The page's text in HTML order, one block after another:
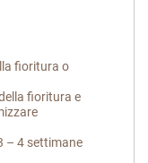
fioritura o
fioritura e
– 4 settimane